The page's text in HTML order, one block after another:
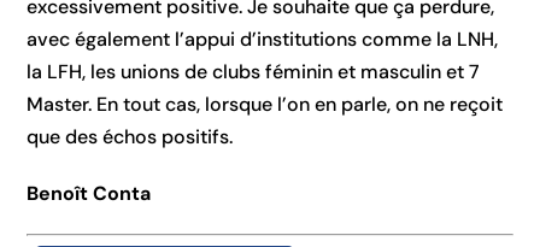
excessivement positive. Je souhaite que ça perdure,
avec également l’appui d’institutions comme la LNH,
la LFH, les unions de clubs féminin et masculin et 7
Master. En tout cas, lorsque l’on en parle, on ne reçoit
que des échos positifs.
Benoît Conta